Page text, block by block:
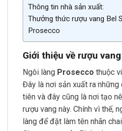
Thông tin nhà sản xuất:
Thưởng thức rượu vang Bel
Prosecco
Giới thiệu về rượu
Ngôi làng Prosecco thuộc
Đây là nơi sản xuất ra
tiên và đây cũng là nơi tạo
rượu vang này. Chính vì thế,
làng để đặt làm tên nhãn